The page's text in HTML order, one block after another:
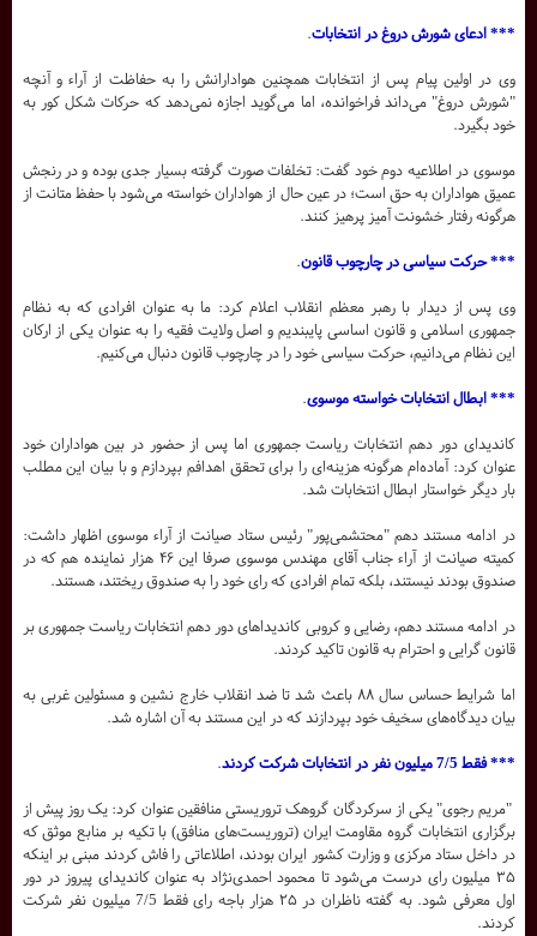
*** ادعای شورش دروغ در انتخابات.
وی در اولین پیام پس از انتخابات همچنین هوادارانش را به حفاظت از آراء و آنچه
"شورش دروغ" می‌داند فراخوانده، اما می‌گوید اجازه نمی‌دهد که حرکات شکل کور به
خود بگیرد.
موسوی در اطلاعیه دوم خود گفت: تخلفات صورت گرفته بسیار جدی بوده و در رنجش
عمیق هواداران به حق است؛ در عین حال از هواداران خواسته می‌شود با حفظ متانت از
هرگونه رفتار خشونت آمیز پرهیز کنند.
*** حرکت سیاسی در چارچوب قانون.
وی پس از دیدار با رهبر معظم انقلاب اعلام کرد: ما به عنوان افرادی که به نظام
جمهوری اسلامی و قانون اساسی پایبندیم و اصل ولایت فقیه را به عنوان یکی از ارکان
این نظام می‌دانیم، حرکت سیاسی خود را در چارچوب قانون دنبال می‌کنیم.
*** ابطال انتخابات خواسته موسوی.
کاندیدای دور دهم انتخابات ریاست جمهوری اما پس از حضور در بین هواداران خود
عنوان کرد: آماده‌ام هرگونه هزینه‌ای را برای تحقق اهدافم بپردازم و با بیان این مطلب
بار دیگر خواستار ابطال انتخابات شد.
در ادامه مستند دهم "محتشمی‌پور" رئیس ستاد صیانت از آراء موسوی اظهار داشت:
کمیته صیانت از آراء جناب آقای مهندس موسوی صرفا این ۴۶ هزار نماینده هم که در
صندوق بودند نیستند، بلکه تمام افرادی که رای خود را به صندوق ریختند، هستند.
در ادامه مستند دهم، رضایی و کروبی کاندیداهای دور دهم انتخابات ریاست جمهوری بر
قانون گرایی و احترام به قانون تاکید کردند.
اما شرایط حساس سال ۸۸ باعث شد تا ضد انقلاب خارج نشین و مسئولین غربی به
بیان دیدگاه‌های سخیف خود بپردازند که در این مستند به آن اشاره شد.
*** فقط 7/5 میلیون نفر در انتخابات شرکت کردند .
"مریم رجوی" یکی از سرکردگان گروهک تروریستی منافقین عنوان کرد: یک روز پیش از
برگزاری انتخابات گروه مقاومت ایران (تروریست‌های منافق) با تکیه بر منابع موثق که
در داخل ستاد مرکزی و وزارت کشور ایران بودند، اطلاعاتی را فاش کردند مبنی بر اینکه
۳۵ میلیون رای درست می‌شود تا محمود احمدی‌نژاد به عنوان کاندیدای پیروز در دور
اول معرفی شود. به گفته ناظران در ۲۵ هزار باجه رای فقط 7/5 میلیون نفر شرکت
کردند.